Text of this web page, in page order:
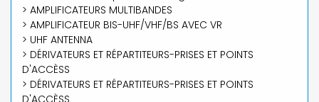
> AMPLIFICATEURS MULTIBANDES
> AMPLIFICATEUR BIS-UHF/VHF/BS AVEC VR
> UHF ANTENNA
> DÉRIVATEURS ET RÉPARTITEURS-PRISES ET POINTS
D'ACCÈSS
> DÉRIVATEURS ET RÉPARTITEURS-PRISES ET POINTS
D'ACCÈSS